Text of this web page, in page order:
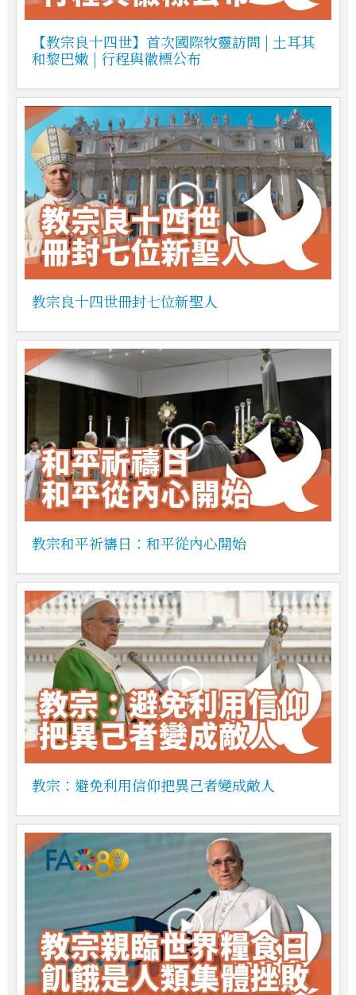
【教宗良十四世】首次國際牧靈訪問 | 土耳其
和黎巴嫩 | 行程與徽標公布
教宗良十四世冊封七位新聖人
教宗和平祈禱日：和平從內心開始
教宗：避免利用信仰把異己者變成敵人